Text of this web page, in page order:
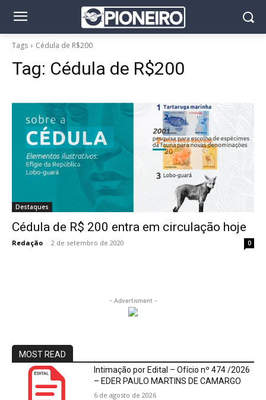
Tags Cédula de R$200
Tag: Cédula de R$200
Destaques
Cédula de R$ 200 entra em circulação hoje
Redação - 2 de setembro de 2020 0
- Advertisment -
MOST READ
Intimação por Edital – Ofício nº 474 /2026
– EDER PAULO MARTINS DE CAMARGO
6 de agosto de 2026